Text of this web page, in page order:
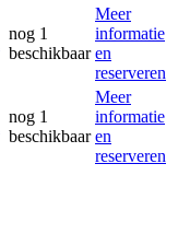
nog 1
beschikbaar
Meer
informatie
en
reserveren
nog 1
beschikbaar
Meer
informatie
en
reserveren